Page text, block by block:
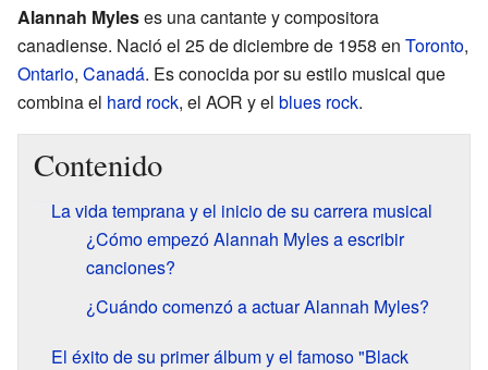
Alannah Myleses una cantante y compositora
canadiense. Nació el 25 de diciembre de 1958 en Toronto,
Ontario, Canadá. Es conocida por su estilo musical que
combina el hard rock, el AOR y el blues rock.
Contenido
La vida temprana y el inicio de su carrera musical
¿Cómo empezó Alannah Myles a escribir
canciones?
¿Cuándo comenzó a actuar Alannah Myles?
El éxito de su primer álbum y el famoso "Black